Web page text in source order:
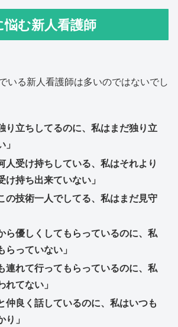
む新人看護師
いる新人看護師は多いのではないでし
り立ちしてるのに、私はまだ独り立
人受け持ちしている、私はそれより
け持ち出来ていない」
の技術一人でしてる、私はまだ見守
ら優しくしてもらっているのに、私
っていない」
連れて行ってもらっているのに、私
てない」
仲良く話しているのに、私はいつも
」